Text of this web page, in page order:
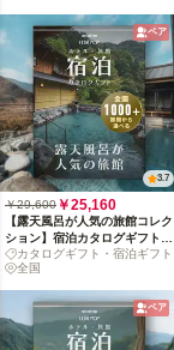
ペア
3.7
￥29,600 ￥25,160
【露天風呂が人気の旅館コレク
ション】宿泊カタログギフト:
掲載数1,000+施設〜
カタログギフト・宿泊ギフト
全国
ペア